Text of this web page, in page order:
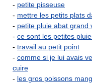
- petite pisseuse
- mettre les petits plats
- petite pluie abat grand
- ce sont les petites
- travail au petit point
- comme si je lui avais
cuire
- les gros poissons